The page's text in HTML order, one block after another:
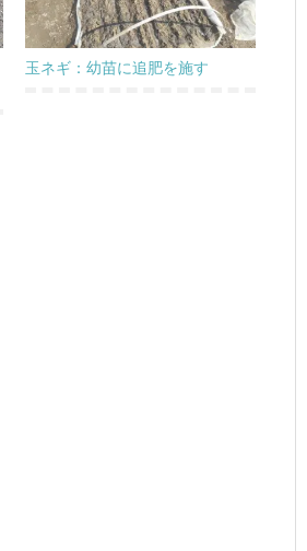
玉ネギ：幼苗に追肥を施す